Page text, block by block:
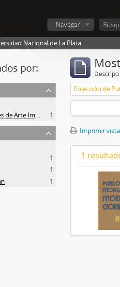
Navegar
Nacional de La Plata
por:
Colección de Publicaciones de Arte Impreso
1
1
1
1
Imprimir
1